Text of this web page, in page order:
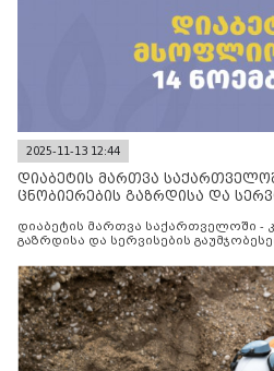
2025-11-13 12:44
დიაბეტის მართვა
ცნობიერების გაზრდისა და
დიაბეტის მართვა საქართველოში -
გაზრდისა და სერვისების